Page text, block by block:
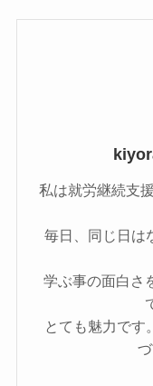
私は就労継続支
毎日、同じ日は
学ぶ事の面白さ
とても魅力です